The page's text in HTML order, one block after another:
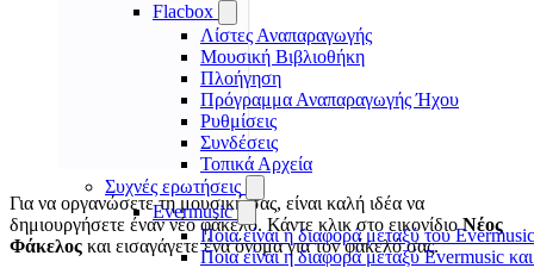
Flacbox
Λίστες Αναπαραγωγής
Μουσική Βιβλιοθήκη
Πλοήγηση
Πρόγραμμα Αναπαραγωγής Ήχου
Ρυθμίσεις
Συνδέσεις
Τοπικά Αρχεία
Συχνές ερωτήσεις
Evermusic
Ποια είναι η διαφορά μεταξύ του
Ποια είναι η διαφορά μεταξύ Evermusic
Για να οργανώσετε τη μουσική σας, είναι καλή ιδέα να
δημιουργήσετε έναν νέο φάκελο. Κάντε κλικ στο εικονίδιοΝέος
Φάκελος και εισαγάγετε ένα όνομα για τον φάκελό σας.